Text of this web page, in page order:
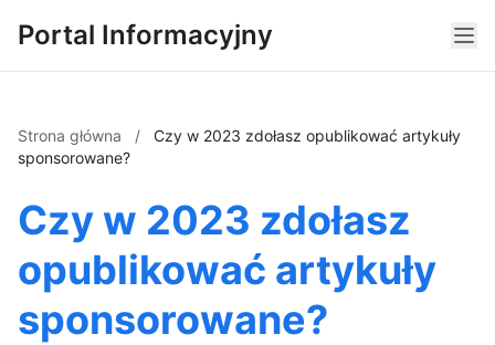
Portal Informacyjny
Strona główna /
Czy w 2023 zdołasz opublikować artykuły
sponsorowane?
Czy w 2023 zdołasz
opublikować artykuły
sponsorowane?